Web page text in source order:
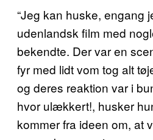
“Jeg kan huske, engang
udenlandsk film med
bekendte. Der var en
fyr med lidt vom tog alt
og deres reaktion var i
hvor ulækkert!, husker
kommer fra ideen om, at